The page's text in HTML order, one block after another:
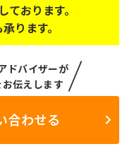
おります。
ります。
ドバイザーが
お伝えします
合わせる